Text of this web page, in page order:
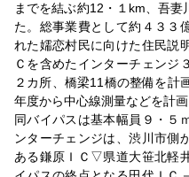
までを結ぶ約12・１km、吾
た。総事業費として約４３３
れた嬬恋村民に向けた住民説
Ｃを含めたインターチェンジ
２カ所、橋梁11橋の整備を計
年度から中心線測量などを計画
同バイパスは基本幅員９・５
ンターチェンジは、渋川市
ある鎌原ＩＣ▽県道大笹北軽